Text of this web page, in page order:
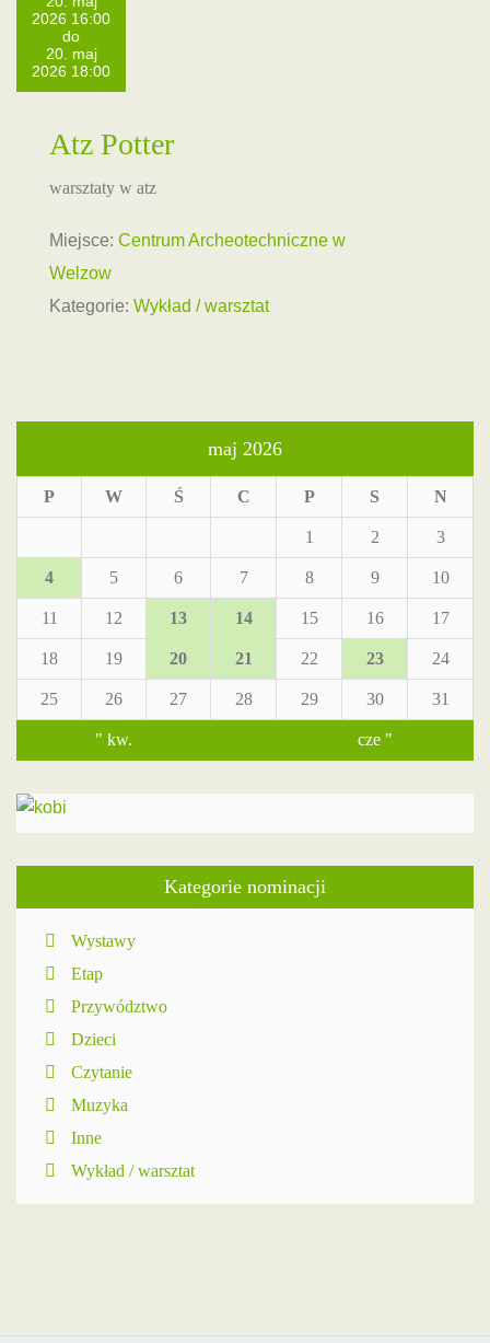
2026 16:00
do
20. maj
2026 18:00
Atz Potter
warsztaty w atz
Miejsce: Centrum Archeotechniczne w
Welzow
Kategorie: Wykład / warsztat
maj 2026
P W Ś C P S N
1 2 3
4 5 6 7 8 9 10
11 12 13 14 15 16 17
18 19 20 21 22 23 24
25 26 27 28 29 30 31
" kw. cze "
Kategorie nominacji
Wystawy
Etap
Przywództwo
Dzieci
Czytanie
Muzyka
Inne
Wykład / warsztat